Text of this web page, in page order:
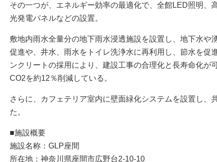
その一つが、エネルギー効率の最適化で、全館LED照明、
光発電パネルなどの設置。
敷地内雨水全量分の地下雨水浸透施設を設置し、地下水や
促進や、井水、雨水をトイレ洗浄水に再利用し、節水を促
ンクリートの採用により、建設工事の合理化と長寿命化が
CO2を約12％削減している。
さらに、カフェテリア室内に壁面緑化システムを設置し、
た。
■施設概要
施設名称：GLP座間
所在地：神奈川県座間市広野台2-10-10